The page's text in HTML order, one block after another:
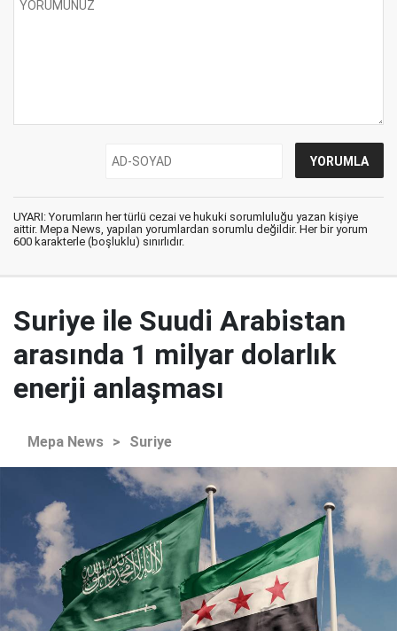
UYARI: Yorumların her türlü cezai ve hukuki sorumluluğu yazan kişiye
aittir. Mepa News, yapılan yorumlardan sorumlu değildir. Her bir yorum
600 karakterle (boşluklu) sınırlıdır.
Suriye ile Suudi Arabistan
arasında 1 milyar dolarlık
enerji anlaşması
Mepa News > Suriye